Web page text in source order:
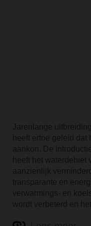
Jarenlange
heeft ertoe geleid
aankon. De
heeft het
aanzienlijk
transparante en
verwarmings- en
wordt verbeterd en